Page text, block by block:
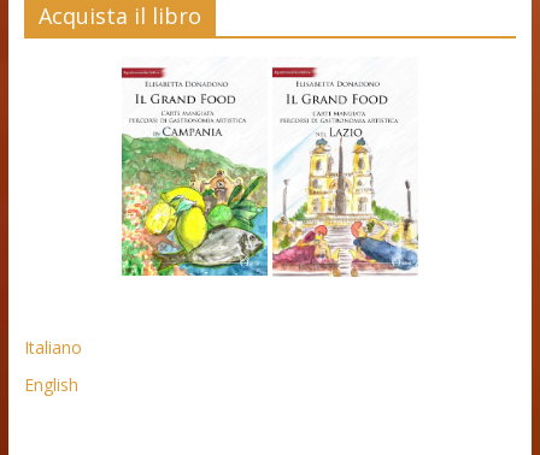
Acquista il libro
Italiano
English